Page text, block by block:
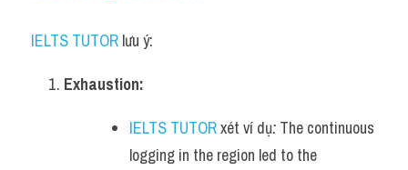
IELTS TUTOR lưu ý:​
Exhaustion:
IELTS TUTOR xét ví dụ: The continuous
logging in the region led to the